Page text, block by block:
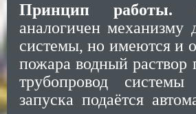
Принцип работы.
аналогичен механизму
системы, но имеются и
пожара водный раствор
трубопровод
запуска подаётся